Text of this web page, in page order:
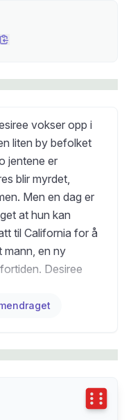
vokser opp i
liten by befolket
jentene er
blir myrdet,
Men en dag er
at hun kan
til California for å
mann, en ny
Desiree
De to søstrene får
å flettes sammen,
identitet og
Brit Bennett